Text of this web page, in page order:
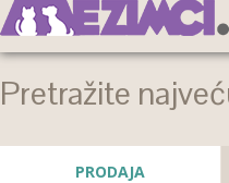
Pretražite
PRODAJA